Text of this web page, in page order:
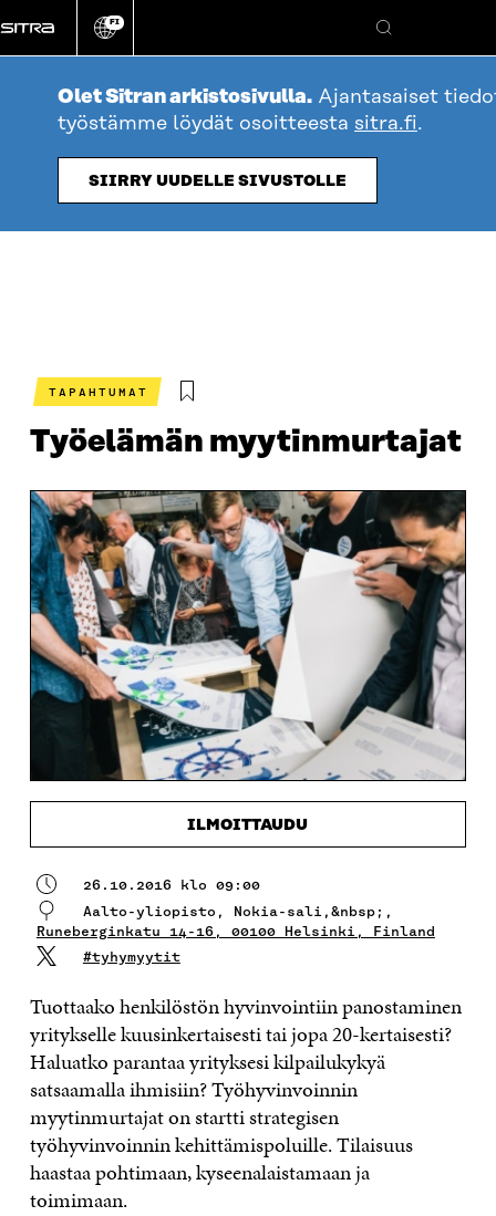
suoraan
sisältöön
Vaihda
kieli
FI
Hae
Olet Sitran arkistosivulla. Ajantasaiset
työstämme löydät osoitteesta sitra.fi.
SIIRRY UUDELLE SIVUSTOLLE
TAPAHTUMAT
Työelämän myytinmurtajat
ILMOITTAUDU
26.10.2016 klo 09:00
Aalto-yliopisto, Nokia-sali,&nbsp;,
Runeberginkatu 14-16, 00100 Helsinki, Finland
#tyhymyytit
Tuottaako henkilöstön hyvinvointiin panostaminen
yritykselle kuusinkertaisesti tai jopa 20-kertaisesti?
Haluatko parantaa yrityksesi kilpailukykyä
satsaamalla ihmisiin? Työhyvinvoinnin
myytinmurtajat on startti strategisen
työhyvinvoinnin kehittämispoluille. Tilaisuus
haastaa pohtimaan, kyseenalaistamaan ja
toimimaan.